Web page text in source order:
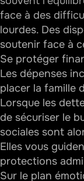
face à des
lourdes. Des
soutenir face à
Se protéger
Les dépenses
placer la famille
Lorsque les
de sécuriser le
sociales sont
Elles vous
protections
Sur le plan